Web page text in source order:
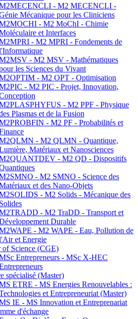
- M2 MECENCLI -
Mécanique pour les Cliniciens
- M2 MoChI - Chimie
et Interfaces
- M2 MPRI - Fondements de
- M2 MSV - Mathématiques
les Sciences du Vivant
- M2 OPT - Optimisation
- M2 PIC - Projet, Innovation,
- M2 PPF - Physique
Plasmas et de la Fusion
- M2 PF - Probabilités et
- M2 QLMN - Quantique,
Matériaux et Nanosciences
- M2 QD - Dispositifs
- M2 SMNO - Science des
et des Nano-Objets
- M2 Solids - Mécanique des
Solides
- M2 TraDD - Transport et
Durable
- M2 WAPE - Eau, Pollution de
et Energie
of Science (CGE)
Entrepreneurs - MSc X-HEC
spécialisé (Master)
ETRE - MS Energies Renouvelables :
et Entrepreneuriat (Master)
IE - MS Innovation et Entreprenariat
d'échange